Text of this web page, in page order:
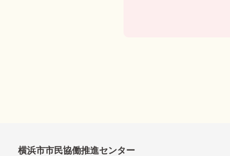
横浜市市民協働推進センター